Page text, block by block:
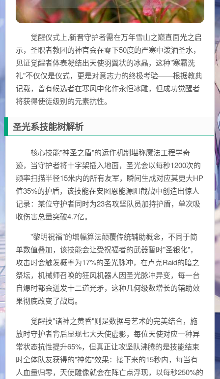
觉醒仪式上,新晋守护者需在万年雪山之巅直面光之启
示，圣职者教团的神官会在零下50度的严寒中泼洒圣水，
见证觉醒者体表凝结出天使羽翼状的冰晶，这种"寒霜洗
礼"不仅仅是仪式，更是对意志力的终极考验——根据教典
记载，曾有候选者在寒风中化作永恒冰雕，但成功觉醒者
将获得使徒级别的元素抗性。
圣光系技能树解析
核心技能"神圣之盾"的运作机制堪称魔法工程学奇
迹，当守护者将十字架插入地面，圣光会以每秒1200次的
频率扫描半径15米内的所有友军，瞬间生成对应其更大HP
值35%的护盾，该技能在安图恩能源阻截战中创造出惊人
记录：某位守护者同时为23名攻坚队员加持护盾，单次吸
收伤害总量突破4.7亿。
"黎明祝福"的增幅算法颠覆传统辅助概念，不同于简
单数值叠加，该技能会让受祝福者的武器暂时"圣银化"，
攻击时会触发概率为17%的圣光脉冲，在卢克Raid的暗之
祭坛，机械师召唤的狂风机器人因圣光脉冲异变，每一台
自爆时都会迸发十二道光矛，这种几何级数增长的辅助效
果彻底改变了战局。
觉醒技"诸神之黄昏"则是数据与艺术的完美结合，施
放时守护者背后显现七大天使虚影，每位天使对应一种异
常状态抗性提升65%，但真正让攻坚队沸腾的是技能结束
时全体队友获得的"神佑"效果：接下来的15秒内，每当有
人血量归零，天使雕像就会在阵亡点浮现，以每秒250%的